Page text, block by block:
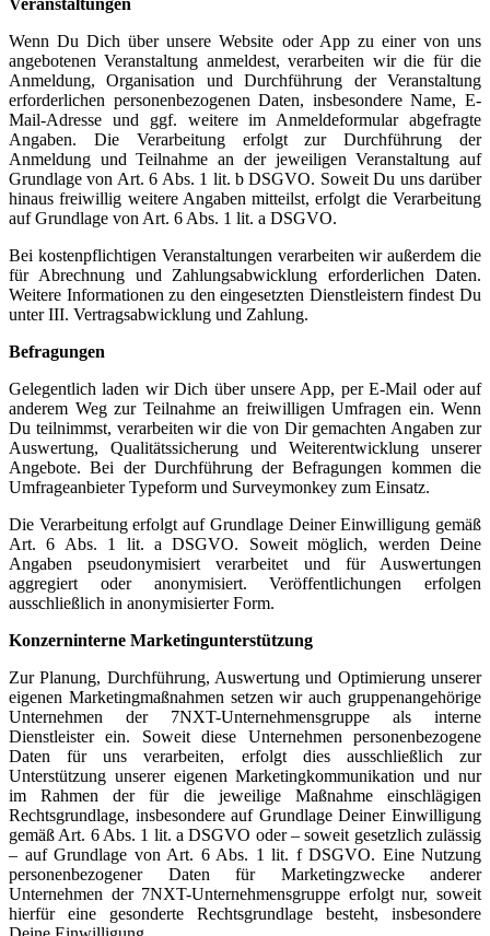
Wenn Du Dich über unsere Website oder App zu einer von uns
angebotenen Veranstaltung anmeldest, verarbeiten wir die für die
Anmeldung, Organisation und Durchführung der Veranstaltung
erforderlichen personenbezogenen Daten, insbesondere Name, E-
Mail-Adresse und ggf. weitere im Anmeldeformular abgefragte
Angaben. Die Verarbeitung erfolgt zur Durchführung der
Anmeldung und Teilnahme an der jeweiligen Veranstaltung auf
Grundlage von Art. 6 Abs. 1 lit. b DSGVO. Soweit Du uns darüber
hinaus freiwillig weitere Angaben mitteilst, erfolgt die Verarbeitung
auf Grundlage von Art. 6 Abs. 1 lit. a DSGVO.
Bei kostenpflichtigen Veranstaltungen verarbeiten wir außerdem die
für Abrechnung und Zahlungsabwicklung erforderlichen Daten.
Weitere Informationen zu den eingesetzten Dienstleistern findest Du
unter III. Vertragsabwicklung und Zahlung.
Befragungen
Gelegentlich laden wir Dich über unsere App, per E-Mail oder auf
anderem Weg zur Teilnahme an freiwilligen Umfragen ein. Wenn
Du teilnimmst, verarbeiten wir die von Dir gemachten Angaben zur
Auswertung, Qualitätssicherung und Weiterentwicklung unserer
Angebote. Bei der Durchführung der Befragungen kommen die
Umfrageanbieter Typeform und Surveymonkey zum Einsatz.
Die Verarbeitung erfolgt auf Grundlage Deiner Einwilligung gemäß
Art. 6 Abs. 1 lit. a DSGVO. Soweit möglich, werden Deine
Angaben pseudonymisiert verarbeitet und für Auswertungen
aggregiert oder anonymisiert. Veröffentlichungen erfolgen
ausschließlich in anonymisierter Form.
Konzerninterne Marketingunterstützung
Zur Planung, Durchführung, Auswertung und Optimierung unserer
eigenen Marketingmaßnahmen setzen wir auch gruppenangehörige
Unternehmen der 7NXT-Unternehmensgruppe als interne
Dienstleister ein. Soweit diese Unternehmen personenbezogene
Daten für uns verarbeiten, erfolgt dies ausschließlich zur
Unterstützung unserer eigenen Marketingkommunikation und nur
im Rahmen der für die jeweilige Maßnahme einschlägigen
Rechtsgrundlage, insbesondere auf Grundlage Deiner Einwilligung
gemäß Art. 6 Abs. 1 lit. a DSGVO oder – soweit gesetzlich zulässig
– auf Grundlage von Art. 6 Abs. 1 lit. f DSGVO. Eine Nutzung
personenbezogener Daten für Marketingzwecke anderer
Unternehmen der 7NXT-Unternehmensgruppe erfolgt nur, soweit
hierfür eine gesonderte Rechtsgrundlage besteht, insbesondere